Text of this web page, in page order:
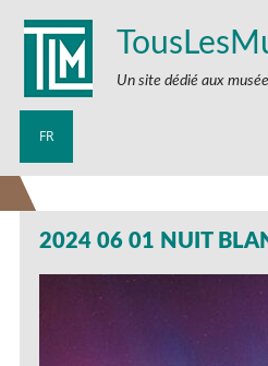
Un site dédié aux
FR
2024 06 01 NUIT